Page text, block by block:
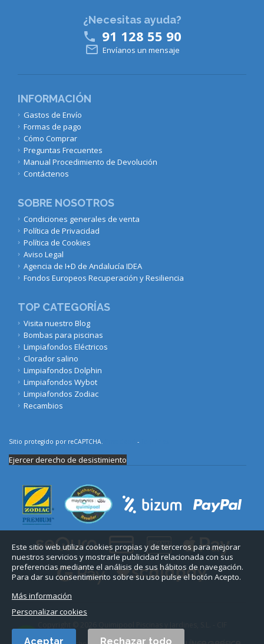
INFORMACIÓN
Gastos de Envío
Formas de pago
Cómo Comprar
Preguntas Frecuentes
Manual Procedimiento de Devolución
Contáctenos
SOBRE NOSOTROS
Condiciones generales de venta
Política de Privacidad
Política de Cookies
Aviso Legal
Agencia de I+D de Andalucía IDEA
Fondos Europeos Recuperación y Resiliencia
TOP CATEGORÍAS
Visita nuestro Blog
Bombas para piscinas
Limpiafondos Eléctricos
Clorador salino
Limpiafondos Dolphin
Limpiafondos Wybot
Limpiafondos Zodiac
Recambios
¿Necesitas ayuda?
 91 128 55 90
 Envíanos un mensaje
Este sitio web utiliza cookies propias y de terceros para mejorar
nuestros servicios y mostrarle publicidad relacionada con sus
preferencias mediante el análisis de sus hábitos de navegación.
Para dar su consentimiento sobre su uso pulse el botón Acepto.
Más información
Personalizar cookies
Rechazar todo
Aceptar
Sitio protegido por reCAPTCHA. -
Ejercer derecho de desistimiento